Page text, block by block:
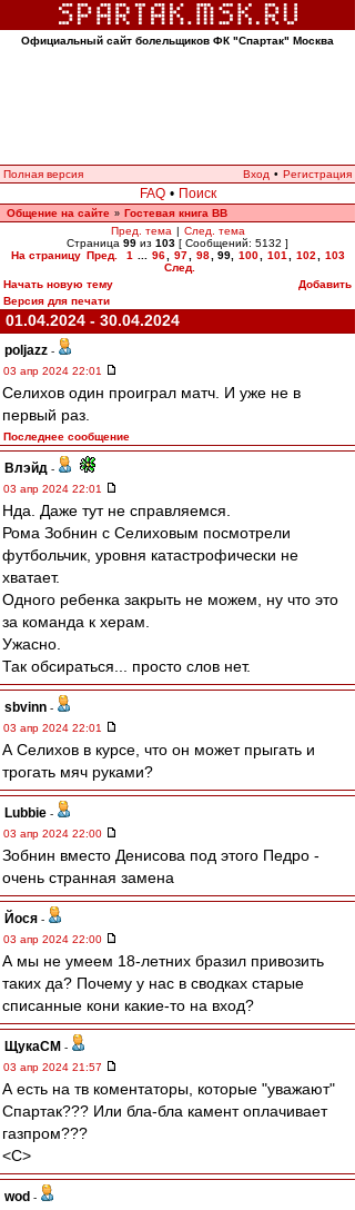
Официальный сайт болельщиков ФК "Спартак" Москва
Полная версия Вход • Регистрация
FAQ • Поиск
Общение на сайте » Гостевая книга ВВ
Пред. тема | След. тема
Страница 99 из 103 [ Сообщений: 5132 ]
На страницу Пред. 1 96 97 98 99, 100 101 102
103
След.
Начать новую тему
Добавить
Версия для печати
01.04.2024 - 30.04.2024
poljazz -
03 апр 2024 22:01
Селихов один проиграл матч. И уже не в
первый раз.
Последнее сообщение
Влэйд -
03 апр 2024 22:01
Нда. Даже тут не справляемся.
Рома Зобнин с Селиховым посмотрели
футбольчик, уровня катастрофически не
хватает.
Одного ребенка закрыть не можем, ну что это
за команда к херам.
Ужасно.
Так обсираться... просто слов нет.
sbvinn -
03 апр 2024 22:01
А Селихов в курсе, что он может прыгать и
трогать мяч руками?
Lubbie -
03 апр 2024 22:00
Зобнин вместо Денисова под этого Педро -
очень странная замена
Йося -
03 апр 2024 22:00
А мы не умеем 18-летних бразил привозить
таких да? Почему у нас в сводках старые
списанные кони какие-то на вход?
ЩукаСМ -
03 апр 2024 21:57
А есть на тв коментаторы, которые "уважают"
Спартак??? Или бла-бла камент оплачивает
газпром???
<C>
wod -